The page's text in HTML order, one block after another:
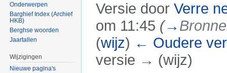
Versie door Verre
om 11:45 (→
(wijz) ← Oudere
versie → (wijz)
Onderwerpen
Barghief Index (Archief
HKB)
Berghse woorden
Jaartallen
Wijzigingen
Nieuwe pagina's